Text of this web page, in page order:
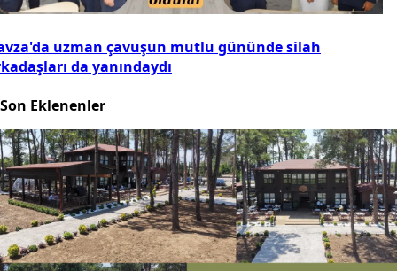
uzman çavuşun mutlu gününde silah
da yanındaydı
Son Eklenenler